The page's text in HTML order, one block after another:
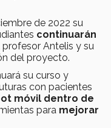
de 2022 su
continuarán
Antelis y su
del proyecto.
su curso y
con pacientes
móvil dentro de
para mejorar